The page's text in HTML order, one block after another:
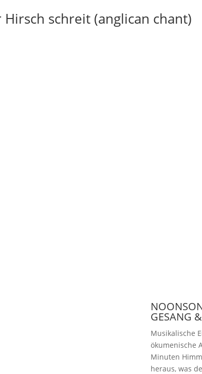
schreit (anglican chant)
GESANG
Musikalische
ökumenische
Minuten
heraus, was